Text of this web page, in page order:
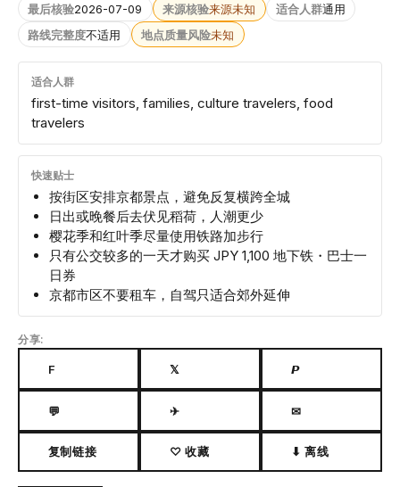
最后核验2026-07-09 来源核验来源未知 适合人群通用
路线完整度不适用 地点质量风险未知
适合人群
first-time visitors, families, culture travelers, food
travelers
快速贴士
按街区安排京都景点，避免反复横跨全城
日出或晚餐后去伏见稻荷，人潮更少
樱花季和红叶季尽量使用铁路加步行
只有公交较多的一天才购买 JPY 1,100 地下铁・巴士一
日券
京都市区不要租车，自驾只适合郊外延伸
分享:
F 𝕏 𝙋
💬 ✈ ✉
复制链接 ♡ 收藏 ⬇ 离线